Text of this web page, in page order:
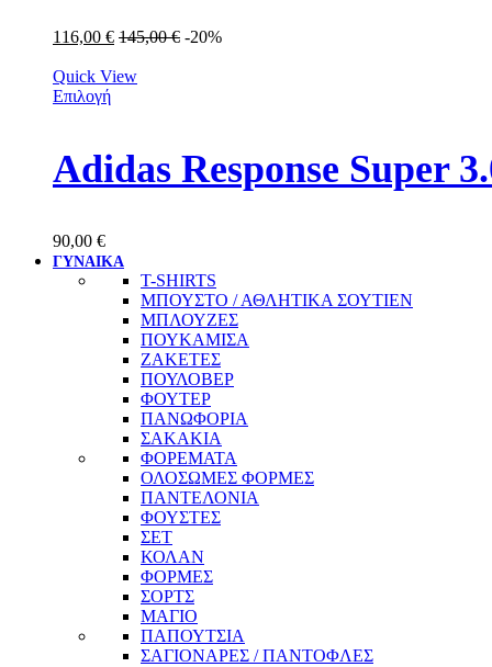
116,00 € 145,00€ -20%
Quick View
Επιλογή
Adidas Response Super
90,00 €
ΓΥΝΑΙΚΑ
T-SHIRTS
ΜΠΟΥΣΤΟ / ΑΘΛΗΤΙΚΑ ΣΟΥΤΙΕΝ
ΜΠΛΟΥΖΕΣ
ΠΟΥΚΑΜΙΣΑ
ΖΑΚΕΤΕΣ
ΠΟΥΛΟΒΕΡ
ΦΟΥΤΕΡ
ΠΑΝΩΦΟΡΙΑ
ΣΑΚΑΚΙΑ
ΦΟΡΕΜΑΤΑ
ΟΛΟΣΩΜΕΣ ΦΟΡΜΕΣ
ΠΑΝΤΕΛΟΝΙΑ
ΦΟΥΣΤΕΣ
ΣΕΤ
ΚΟΛΑΝ
ΦΟΡΜΕΣ
ΣΟΡΤΣ
ΜΑΓΙΟ
ΠΑΠΟΥΤΣΙΑ
ΣΑΓΙΟΝΑΡΕΣ / ΠΑΝΤΟΦΛΕΣ